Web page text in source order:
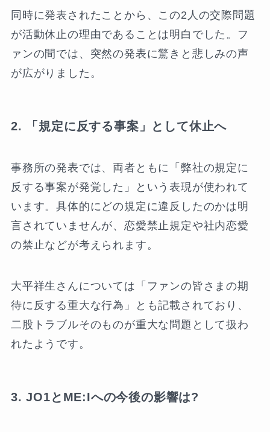
同時に発表されたことから、この2人の交際問題
が活動休止の理由であることは明白でした。フ
ァンの間では、突然の発表に驚きと悲しみの声
が広がりました。
2. 「規定に反する事案」として休止へ
事務所の発表では、両者ともに「弊社の規定に
反する事案が発覚した」という表現が使われて
います。具体的にどの規定に違反したのかは明
言されていませんが、恋愛禁止規定や社内恋愛
の禁止などが考えられます。
大平祥生さんについては「ファンの皆さまの期
待に反する重大な行為」とも記載されており、
二股トラブルそのものが重大な問題として扱わ
れたようです。
3. JO1とME:Iへの今後の影響は?